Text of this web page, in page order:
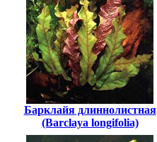
Барклайя длиннолистная
(Barclaya longifolia)